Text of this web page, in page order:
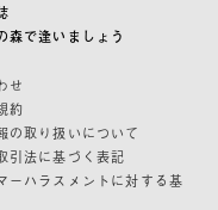
森で逢いましょう
せ
約
の取り扱いについて
引法に基づく表記
ーハラスメントに対する基